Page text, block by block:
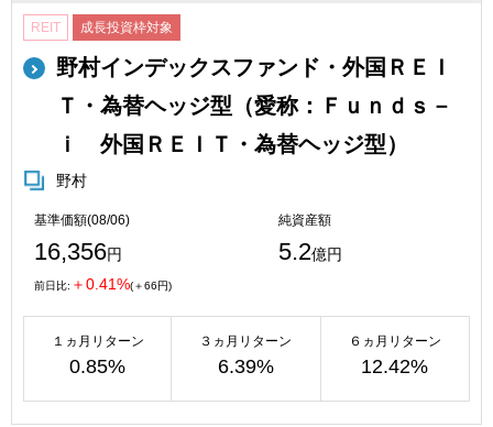
REIT 成長投資枠対象
野村インデックスファンド・外国ＲＥＩ
Ｔ・為替ヘッジ型（愛称：Ｆｕｎｄｓ－
ｉ 外国ＲＥＩＴ・為替ヘッジ型）
野村
基準価額(08/06)
16,356円
純資産額
5.2億円
前日比: ＋0.41%(＋66円)
１ヵ月リターン
0.85%
３ヵ月リターン
6.39%
６ヵ月リターン
12.42%